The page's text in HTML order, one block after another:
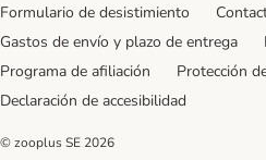
Formulario de desistimiento
Gastos de envío y plazo de entrega
Programa de afiliación
Protección
Declaración de accesibilidad
© zooplus SE 2026